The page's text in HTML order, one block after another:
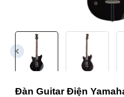
Đàn Guitar Điện